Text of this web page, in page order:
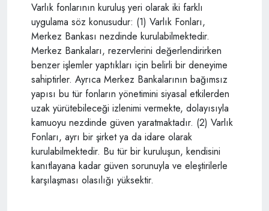
Varlık fonlarının kuruluş yeri olarak iki farklı
uygulama söz konusudur: (1) Varlık Fonları,
Merkez Bankası nezdinde kurulabilmektedir.
Merkez Bankaları, rezervlerini değerlendirirken
benzer işlemler yaptıkları için belirli bir deneyime
sahiptirler. Ayrıca Merkez Bankalarının bağımsız
yapısı bu tür fonların yönetimini siyasal etkilerden
uzak yürütebileceği izlenimi vermekte, dolayısıyla
kamuoyu nezdinde güven yaratmaktadır. (2) Varlık
Fonları, ayrı bir şirket ya da idare olarak
kurulabilmektedir. Bu tür bir kuruluşun, kendisini
kanıtlayana kadar güven sorunuyla ve eleştirilerle
karşılaşması olasılığı yüksektir.